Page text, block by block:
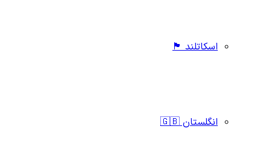
اسکاتلند 🏴󠁧󠁢󠁳󠁣󠁴󠁿
انگلستان 🇬🇧